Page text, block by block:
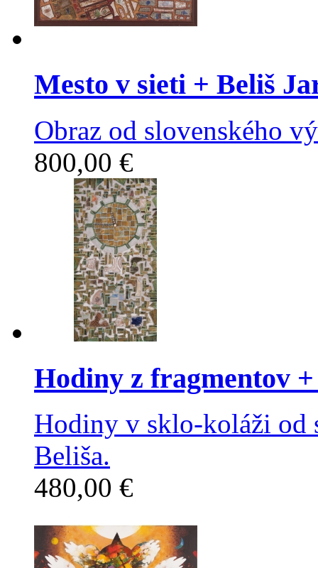
Mesto v sieti + Beliš
Obraz od slovenského
800,00 €
Hodiny z fragmentov
Hodiny v sklo-koláži od
Beliša.
480,00 €